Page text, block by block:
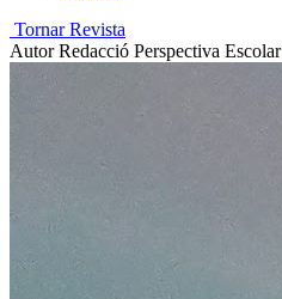
Tornar Revista
Autor Redacció Perspectiva Escolar